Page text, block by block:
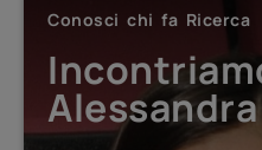
Conosci chi fa Ricerca
De Martino
Conosci chi fa Ricerca
Conosci chi fa Ricerca
Girotti